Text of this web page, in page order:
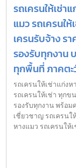
รถเครนให้เช่า
แมว รถเครนให้
เครนรับจ้าง ร
รองรับทุกงาน
ทุกพื้นที่ ภาคต
รถเครนให้เช่าแก่งห
รถเครนให้เช่า ทุกข
รองรับทุกงาน พร้อ
เชี่ยวชาญ รถเครนใ
หางแมว รถเครนให้